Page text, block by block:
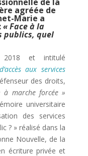
agréée de
Marie a
« Face à la
publics, quel
et intitulé
aux services
des droits,
à marche forcée »
universitaire
des services
? » réalisé dans la
Nouvelle, de la
écriture privée et